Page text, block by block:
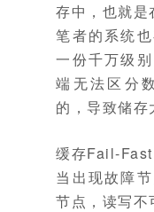
存中，也就是
笔者的系统
一份千万级
端无法区分
的，导致储存
缓存Fail-
当出现故障
节点，读写不